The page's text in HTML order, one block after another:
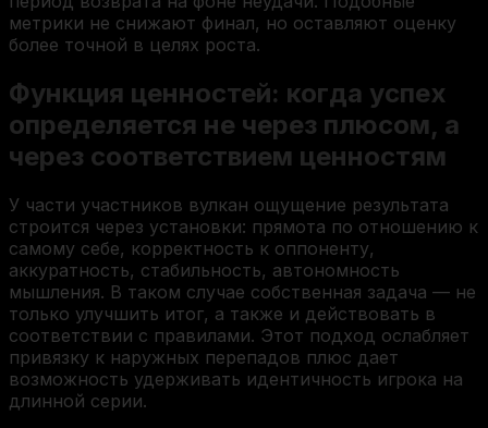
метрики не снижают финал, но оставляют оценку
более точной в целях роста.
Функция ценностей: когда успех
определяется не через плюсом, а
через соответствием ценностям
У части участников вулкан ощущение результата
строится через установки: прямота по отношению к
самому себе, корректность к оппоненту,
аккуратность, стабильность, автономность
мышления. В таком случае собственная задача — не
только улучшить итог, а также и действовать в
соответствии с правилами. Этот подход ослабляет
привязку к наружных перепадов плюс дает
возможность удерживать идентичность игрока на
длинной серии.